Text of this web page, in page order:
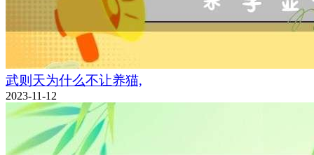
武则天为什么不让养猫,
2023-11-12